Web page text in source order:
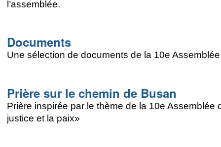
l’assemblée.
Documents
Une sélection de documents de la 10e
Prière sur le chemin de Busan
Prière inspirée par le thème de la 10e
justice et la paix»